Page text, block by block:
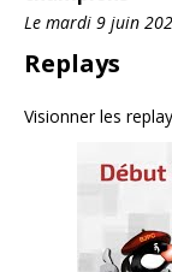
Le mardi 9 juin
Replays
Visionner les